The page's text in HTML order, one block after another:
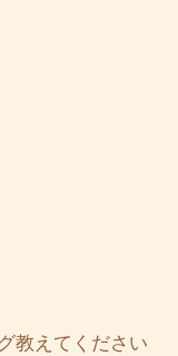
教えてください